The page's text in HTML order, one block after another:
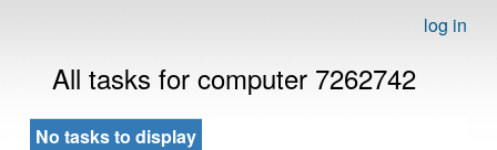
log in
All tasks for computer 7262742
No tasks to display